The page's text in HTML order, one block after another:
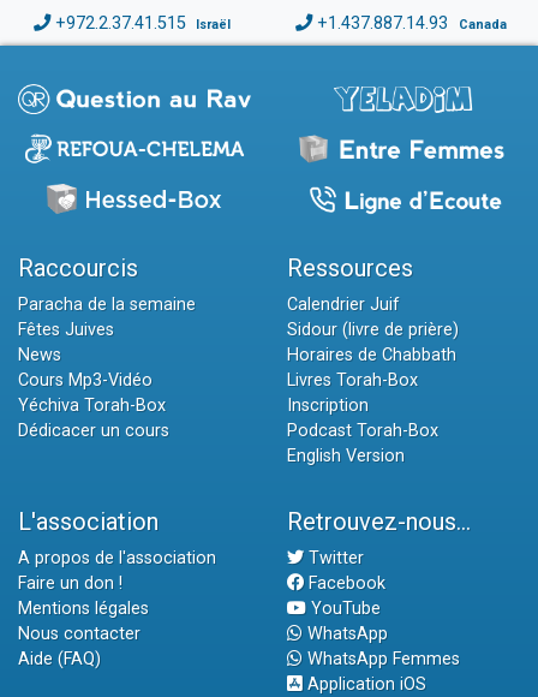
+972.2.37.41.515 Israël +1.437.887.14.93 Canada
Raccourcis
Paracha de la semaine
Fêtes Juives
News
Cours Mp3-Vidéo
Yéchiva Torah-Box
Dédicacer un cours
Ressources
Calendrier Juif
Sidour (livre de prière)
Horaires de Chabbath
Livres Torah-Box
Inscription
Podcast Torah-Box
English Version
L'association
A propos de l'association
Faire un don !
Mentions légales
Nous contacter
Aide (FAQ)
Retrouvez-nous...
Twitter
Facebook
YouTube
WhatsApp
WhatsApp Femmes
Application iOS